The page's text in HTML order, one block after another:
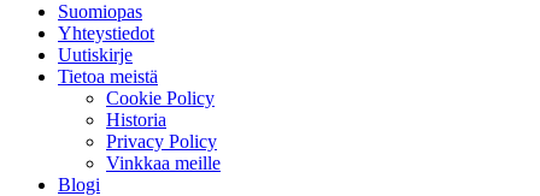
Suomiopas
Yhteystiedot
Uutiskirje
Tietoa meistä
Cookie Policy
Historia
Privacy Policy
Vinkkaa meille
Blogi